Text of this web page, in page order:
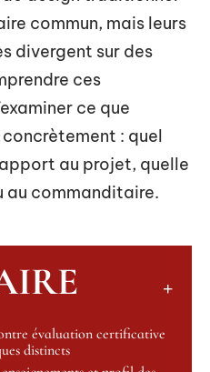
commun, mais leurs
divergent sur des
ces
ce que
: quel
au projet, quelle
au commanditaire.
évaluation certificative
distincts